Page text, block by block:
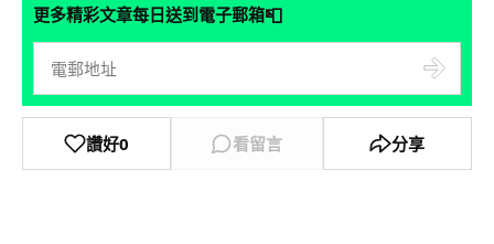
更多精彩文章每日送到電子郵箱📮
讚好0 看留言 分享